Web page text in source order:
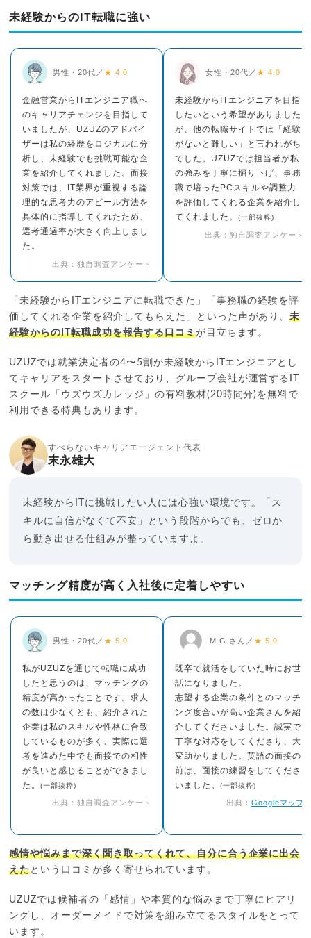
未経験からのIT転職に強い
男性・20代／ ★ 4.0
金融営業からITエンジニア職へ
のキャリアチェンジを目指して
いましたが、UZUZのアドバイ
ザーは私の経歴をロジカルに分
析し、未経験でも挑戦可能な企
業を紹介してくれました。面接
対策では、IT業界が重視する論
理的な思考力のアピール方法を
具体的に指導してくれたため、
選考通過率が大きく向上しまし
た。
出典：独自調査アンケート
女性・20代／ ★ 4.0
未経験からITエンジニアを目指
したいという希望がありました
が、他の転職サイトでは「経験
がないと難しい」と言われがち
でした。UZUZでは担当者が私
の強みを丁寧に掘り下げ、事務
職で培ったPCスキルや調整力
を評価してくれる企業を紹介し
てくれました。(一部抜粋)
出典：独自調査アンケート
「未経験からITエンジニアに転職できた」「事務職の経験を評
価してくれる企業を紹介してもらえた」といった声があり、未
経験からのIT転職成功を報告する口コミが目立ちます。
UZUZでは就業決定者の4〜5割が未経験からITエンジニアとし
てキャリアをスタートさせており、グループ会社が運営するIT
スクール「ウズウズカレッジ」の有料教材(20時間分)を無料で
利用できる特典もあります。
すべらないキャリアエージェント代表
末永雄大
未経験からITに挑戦したい人には心強い環境です。「ス
キルに自信がなくて不安」という段階からでも、ゼロか
ら動き出せる仕組みが整っていますよ。
マッチング精度が高く入社後に定着しやすい
男性・20代／ ★ 5.0
私がUZUZを通じて転職に成功
したと思うのは、マッチングの
精度が高かったことです。求人
の数は少なくとも、紹介された
企業は私のスキルや性格に合致
しているものが多く、実際に選
考を進めた中でも面接での相性
が良いと感じることができまし
た。(一部抜粋)
出典：独自調査アンケート
M.G さん／ ★ 5.0
既卒で就活をしていた時にお世
話になりました。
志望する企業の条件とのマッチ
ング度合いが高い企業さんを紹
介してくださいました。誠実で
丁寧な対応をしてくださり、大
変助かりました。英語の面接の
前は、面接の練習をしてくださ
いました。(一部抜粋)
出典： Googleマップ
感情や悩みまで深く聞き取ってくれて、自分に合う企業に出会
えたという口コミが多く寄せられています。
UZUZでは候補者の「感情」や本質的な悩みまで丁寧にヒアリ
ングし、オーダーメイドで対策を組み立てるスタイルをとって
います。